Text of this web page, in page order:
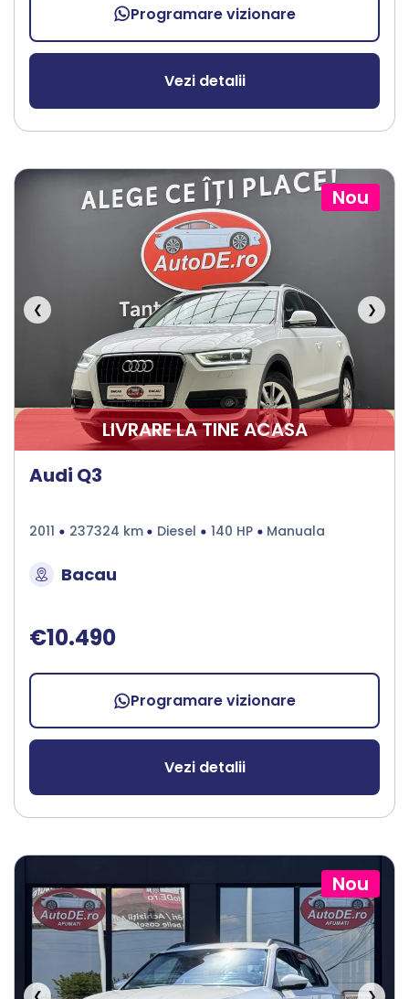
Programare vizionare
Vezi detalii
Nou
❮ ❯
LIVRARE LA TINE ACASA
Audi Q3
2011 237324 km Diesel 140 HP Manuala
Bacau
€10.490
Programare vizionare
Vezi detalii
Nou